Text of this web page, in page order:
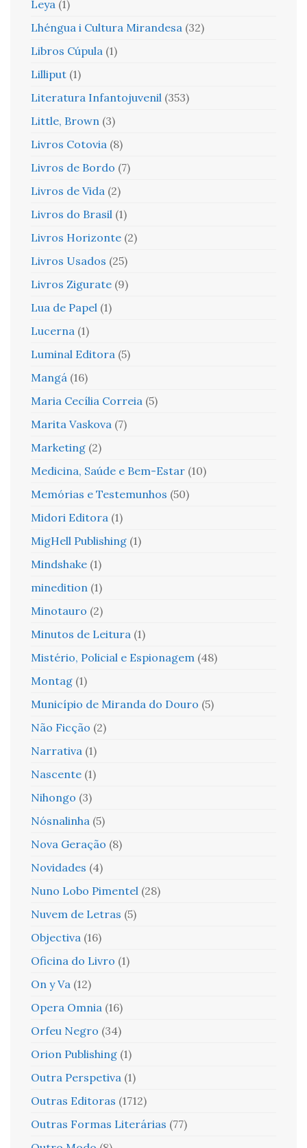
Leya (1)
Lhéngua i Cultura Mirandesa (32)
Libros Cúpula (1)
Lilliput (1)
Literatura Infantojuvenil (353)
Little, Brown (3)
Livros Cotovia (8)
Livros de Bordo (7)
Livros de Vida (2)
Livros do Brasil (1)
Livros Horizonte (2)
Livros Usados (25)
Livros Zigurate (9)
Lua de Papel (1)
Lucerna (1)
Luminal Editora (5)
Mangá (16)
Maria Cecília Correia (5)
Marita Vaskova (7)
Marketing (2)
Medicina, Saúde e Bem-Estar (10)
Memórias e Testemunhos (50)
Midori Editora (1)
MigHell Publishing (1)
Mindshake (1)
minedition (1)
Minotauro (2)
Minutos de Leitura (1)
Mistério, Policial e Espionagem (48)
Montag (1)
Município de Miranda do Douro (5)
Não Ficção (2)
Narrativa (1)
Nascente (1)
Nihongo (3)
Nósnalinha (5)
Nova Geração (8)
Novidades (4)
Nuno Lobo Pimentel (28)
Nuvem de Letras (5)
Objectiva (16)
Oficina do Livro (1)
On y Va (12)
Opera Omnia (16)
Orfeu Negro (34)
Orion Publishing (1)
Outra Perspetiva (1)
Outras Editoras (1712)
Outras Formas Literárias (77)